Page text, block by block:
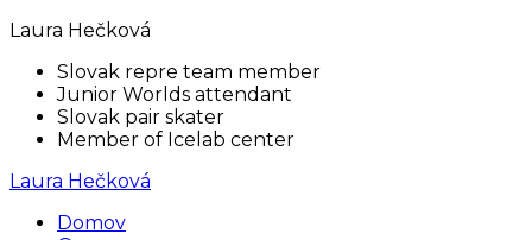
Laura Hečková
Slovak repre team member
Junior Worlds attendant
Slovak pair skater
Member of Icelab center
Laura Hečková
Domov